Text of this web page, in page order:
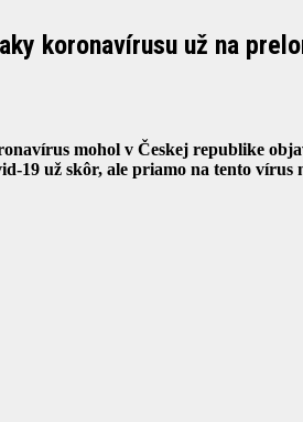
koronavírusu už na
mohol v Českej republike
19 už skôr, ale priamo na tento